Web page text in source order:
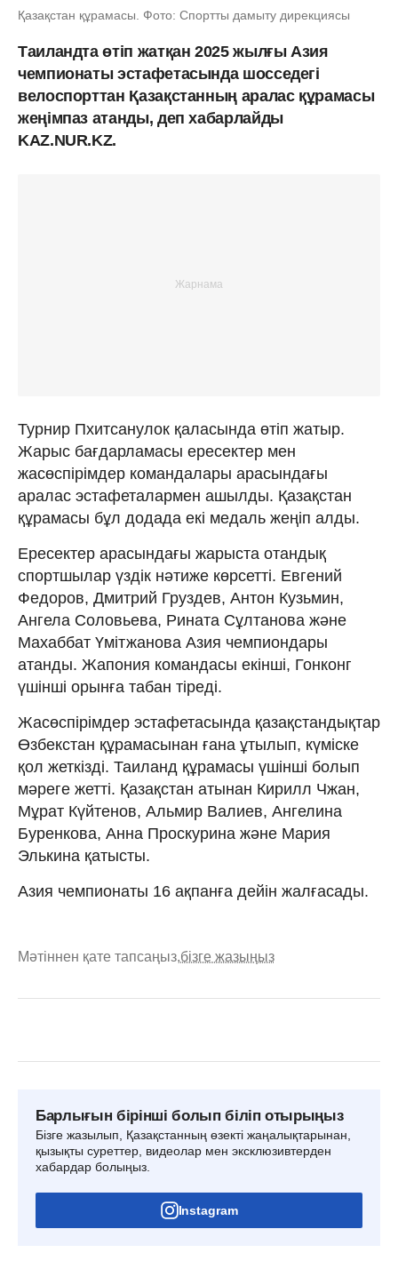
Қазақстан құрамасы. Фото: Спортты дамыту дирекциясы
Таиландта өтіп жатқан 2025 жылғы Азия
чемпионаты эстафетасында шосседегі
велоспорттан Қазақстанның аралас құрамасы
жеңімпаз атанды, деп хабарлайды
KAZ.NUR.KZ.
Турнир Пхитсанулок қаласында өтіп жатыр.
Жарыс бағдарламасы ересектер мен
жасөспірімдер командалары арасындағы
аралас эстафеталармен ашылды. Қазақстан
құрамасы бұл додада екі медаль жеңіп алды.
Ересектер арасындағы жарыста отандық
спортшылар үздік нәтиже көрсетті. Евгений
Федоров, Дмитрий Груздев, Антон Кузьмин,
Ангела Соловьева, Рината Сұлтанова және
Махаббат Үмітжанова Азия чемпиондары
атанды. Жапония командасы екінші, Гонконг
үшінші орынға табан тіреді.
Жасөспірімдер эстафетасында қазақстандықтар
Өзбекстан құрамасынан ғана ұтылып, күміске
қол жеткізді. Таиланд құрамасы үшінші болып
мәреге жетті. Қазақстан атынан Кирилл Чжан,
Мұрат Күйтенов, Альмир Валиев, Ангелина
Буренкова, Анна Проскурина және Мария
Элькина қатысты.
Азия чемпионаты 16 ақпанға дейін жалғасады.
Мәтіннен қате тапсаңыз,бізге жазыңыз
Барлығын бірінші болып біліп отырыңыз
Бізге жазылып, Қазақстанның өзекті жаңалықтарынан,
қызықты суреттер, видеолар мен эксклюзивтерден
хабардар болыңыз.
Instagram